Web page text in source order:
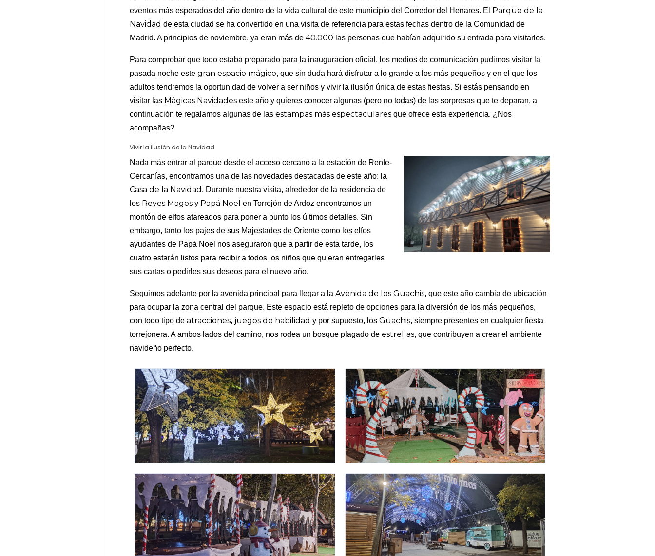
eventos más esperados del año dentro de la vida cultural de este municipio del Corredor del Henares. El Parque de la
Navidad de esta ciudad se ha convertido en una visita de referencia para estas fechas dentro de la Comunidad de
Madrid. A principios de noviembre, ya eran más de 40.000 las personas que habían adquirido su entrada para visitarlos.
Para comprobar que todo estaba preparado para la inauguración oficial, los medios de comunicación pudimos visitar la
pasada noche estegran espacio mágico, que sin duda hará disfrutar a lo grande a los más pequeños y en el que los
adultos tendremos la oportunidad de volver a ser niños y vivir la ilusión única de estas fiestas. Si estás pensando en
visitar las Mágicas Navidades este año y quieres conocer algunas (pero no todas) de las sorpresas que te deparan, a
continuación te regalamos algunas de lasestampas más espectaculares que ofrece esta experiencia. ¿Nos
acompañas?
Vivir la ilusión de la Navidad
Nada más entrar al parque desde el acceso cercano a la estación de Renfe-
Cercanías, encontramos una de las novedades destacadas de este año: la
Casa de la Navidad . Durante nuestra visita, alrededor de la residencia de
los Reyes Magos y Papá Noel en Torrejón de Ardoz encontramos un
montón de elfos atareados para poner a punto los últimos detalles. Sin
embargo, tanto los pajes de sus Majestades de Oriente como los elfos
ayudantes de Papá Noel nos aseguraron que a partir de esta tarde, los
cuatro estarán listos para recibir a todos los niños que quieran entregarles
sus cartas o pedirles sus deseos para el nuevo año.
Seguimos adelante por la avenida principal para llegar a laAvenida de los Guachis, que este año cambia de ubicación
para ocupar la zona central del parque. Este espacio está repleto de opciones para la diversión de los más pequeños,
con todo tipo deatracciones, juegos de habilidad y por supuesto, losGuachis, siempre presentes en cualquier fiesta
torrejonera. A ambos lados del camino, nos rodea un bosque plagado deestrellas, que contribuyen a crear el ambiente
navideño perfecto.